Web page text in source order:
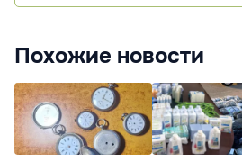
Похожие новости